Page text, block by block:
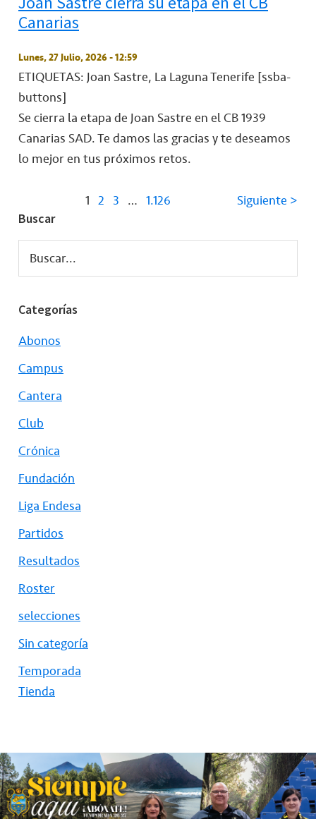
Canarias
Lunes, 27 Julio, 2026 - 12:59
ETIQUETAS: Joan Sastre, La Laguna Tenerife [ssba-
buttons]
Se cierra la etapa de Joan Sastre en el CB 1939
Canarias SAD. Te damos las gracias y te deseamos
lo mejor en tus próximos retos.
1 2 3 … 1.126 Siguiente >
Buscar
Buscar...
Categorías
Abonos
Campus
Cantera
Club
Crónica
Fundación
Liga Endesa
Partidos
Resultados
Roster
selecciones
Sin categoría
Temporada
Tienda